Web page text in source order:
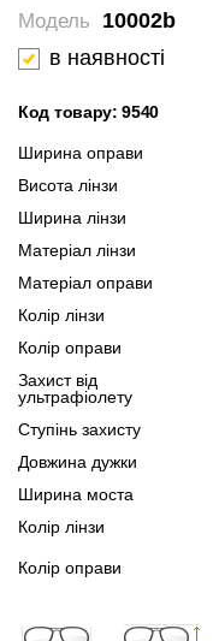
10002b
Модель
в наявності
Код товару: 9540
Ширина оправи
Висота лінзи
Ширина лінзи
Матеріал лінзи
Матеріал оправи
Колір лінзи
Колір оправи
Захист від
ультрафіолету
Ступінь захисту
Довжина дужки
Ширина моста
Колір лінзи
Колір оправи